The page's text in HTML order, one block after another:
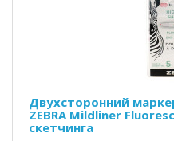
Двухсторонний
ZEBRA Mildliner
скетчинга